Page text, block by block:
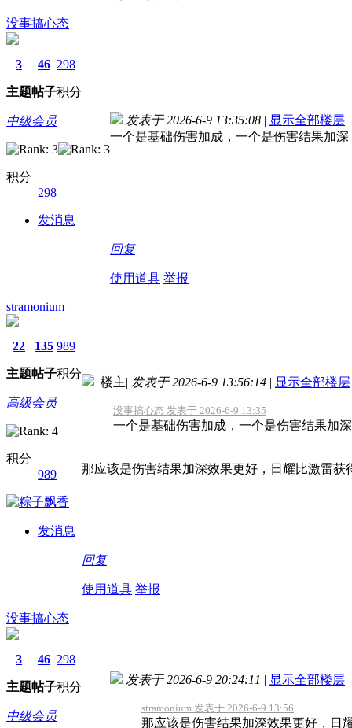
没事搞心态
3
主题
46
帖子
298
积分
中级会员
积分
298
发消息
发表于 2026-6-9 13:35:08 | 显示全部楼层
一个是基础伤害加成，一个是伤害结果加深
回复
使用道具 举报
stramonium
22
主题
135
帖子
989
积分
高级会员
积分
989
发消息
楼主| 发表于 2026-6-9 13:56:14 | 显示全部楼层
没事搞心态 发表于 2026-6-9 13:35
一个是基础伤害加成，一个是伤害结果加
那应该是伤害结果加深效果更好，日耀比激雷获
回复
使用道具 举报
没事搞心态
3
主题
46
帖子
298
积分
中级会员
发表于 2026-6-9 20:24:11 | 显示全部楼层
stramonium 发表于 2026-6-9 13:56
那应该是伤害结果加深效果更好，日